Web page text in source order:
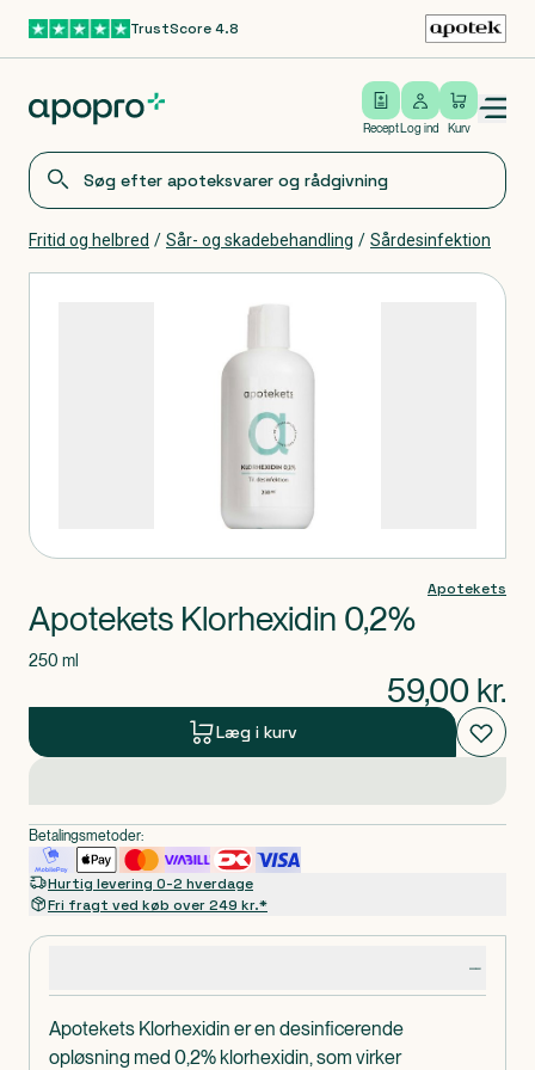
Gå til hovedindholdTrustScore 4.8
Recept
Log ind
Log ind Kurv
Open/close menu
Fritid og helbred / Sår- og skadebehandling / Sårdesinfektion
Apotekets Klorhexidin er en desinficerende
opløsning med 0,2% klorhexidin, som virker
Apotekets
Apotekets Klorhexidin 0,2%
250 ml
59,00 kr.
Læg i kurv
Betalingsmetoder:
Hurtig levering 0-2 hverdage
Fri fragt ved køb over 249 kr.*